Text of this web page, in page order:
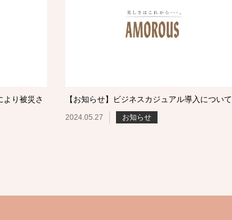
より被災さ
【お知らせ】ビジネスカジュアル導入について
2024.05.27 お知らせ